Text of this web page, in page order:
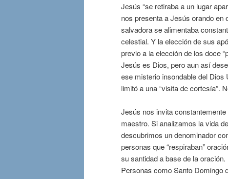
Jesús “se retiraba a un lugar
nos presenta a Jesús orando
salvadora se alimentaba
celestial. Y la elección de sus
previo a la elección de los doce
Jesús es Dios, pero aun así
ese misterio insondable del Dios
limitó a una “visita de cortesía”.
Jesús nos invita
maestro. Si analizamos la vida
descubrimos un denominador
personas que “respiraban”
su santidad a base de la
Personas como Santo Domingo